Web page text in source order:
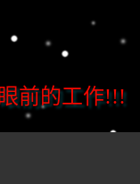
前的工作!!!